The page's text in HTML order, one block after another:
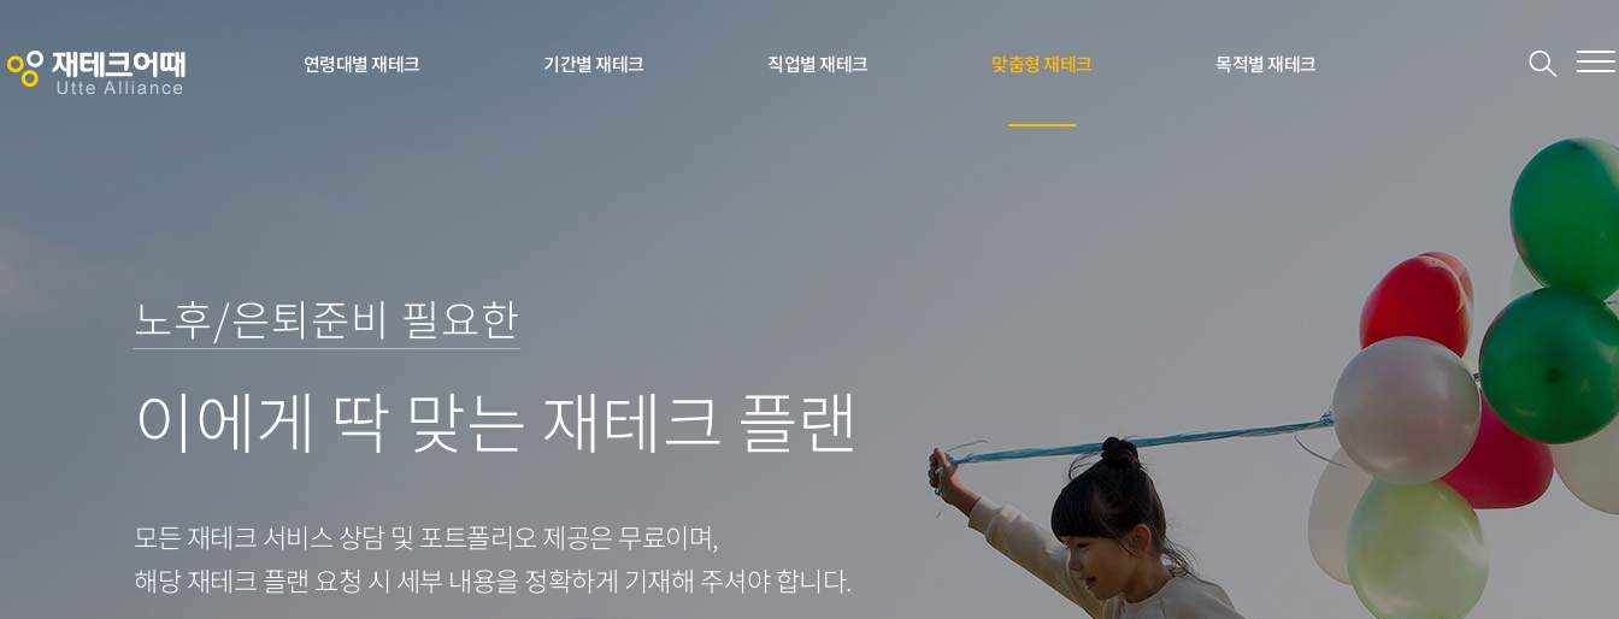
연령대별 재테크 기간별 재테크 직업별 재테크 맞춤형 재테크 목적별 재테크
노후/은퇴준비 필요한
이에게 딱 맞는 재테크 플랜
모든 재테크 서비스 상담 및 포트폴리오 제공은 무료이며,
해당 재테크 플랜 요청 시 세부 내용을 정확하게 기재해 주셔야 합니다.
0
1
3
0
1
2
4
0
2
3
0